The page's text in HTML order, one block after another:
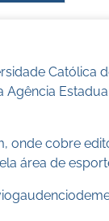
Católica
Agência
onde cobre
área de